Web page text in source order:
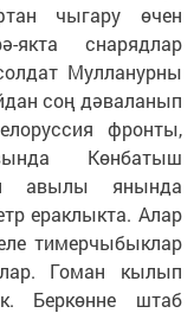
чыгару өчен
якта снарядлар
Мулланурны
соң дәваланып
фронты,
Көнбатыш
авылы янында
ераклыкта. Алар
тимерчыбыклар
Гоман кылып
Беркөнне штаб